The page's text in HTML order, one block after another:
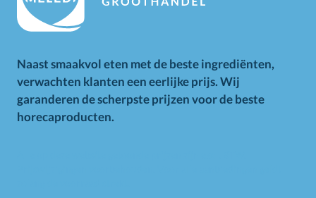
Naast smaakvol eten met de beste ingrediënten,
verwachten klanten een eerlijke prijs. Wij
garanderen de scherpste prijzen voor de beste
horecaproducten.